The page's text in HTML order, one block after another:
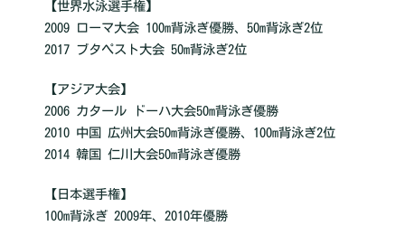
【世界水泳選手権】
2009 ローマ大会 100m背泳ぎ優勝、50m背泳ぎ2位
2017 ブタペスト大会 50m背泳ぎ2位
【アジア大会】
2006 カタール ドーハ大会50m背泳ぎ優勝
2010 中国 広州大会50m背泳ぎ優勝、100m背泳ぎ2位
2014 韓国 仁川大会50m背泳ぎ優勝
【日本選手権】
100m背泳ぎ 2009年、2010年優勝